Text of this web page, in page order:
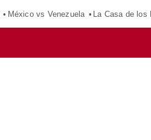
México vs Venezuela La Casa de los